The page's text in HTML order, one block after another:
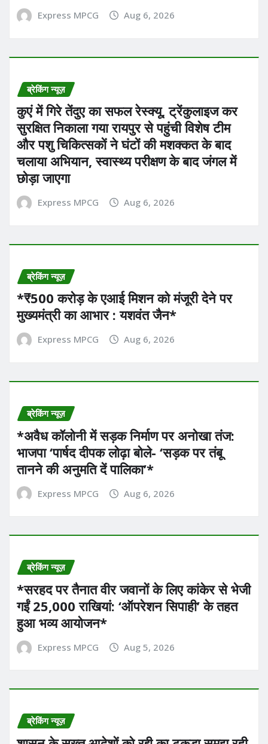
Express MPCG Aug 6, 2026
ब्रेकिंग न्यूज़
कुएं में गिरे तेंदुए का सफल रेस्क्यू, ट्रेंकुलाइज कर
सुरक्षित निकाला गया रायपुर से पहुंची विशेष टीम
और पशु चिकित्सकों ने घंटों की मशक्कत के बाद
चलाया अभियान, स्वास्थ्य परीक्षण के बाद जंगल में
छोड़ा जाएगा
Express MPCG Aug 6, 2026
ब्रेकिंग न्यूज़
*₹500 करोड़ के एआई मिशन को मंजूरी देने पर
मुख्यमंत्री का आभार : यशवंत जैन*
Express MPCG Aug 6, 2026
ब्रेकिंग न्यूज़
*अवैध कॉलोनी में सड़क निर्माण पर अनोखा तंज:
भाजपा ‘पार्षद दीपक लोढ़ा बोले- ‘सड़क पर तंबू
तानने की अनुमति दें पालिका’* ​
Express MPCG Aug 6, 2026
ब्रेकिंग न्यूज़
*सरहद पर तैनात वीर जवानों के लिए कांकेर से भेजी
गईं 25,000 राखियां: ‘ऑपरेशन सिपाही’ के तहत
हुआ भव्य आयोजन*
Express MPCG Aug 5, 2026
ब्रेकिंग न्यूज़